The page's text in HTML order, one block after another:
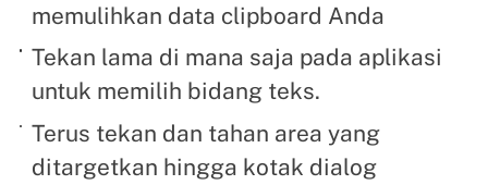
memulihkan data clipboard Anda
Tekan lama di mana saja pada aplikasi
untuk memilih bidang teks.
Terus tekan dan tahan area yang
ditargetkan hingga kotak dialog